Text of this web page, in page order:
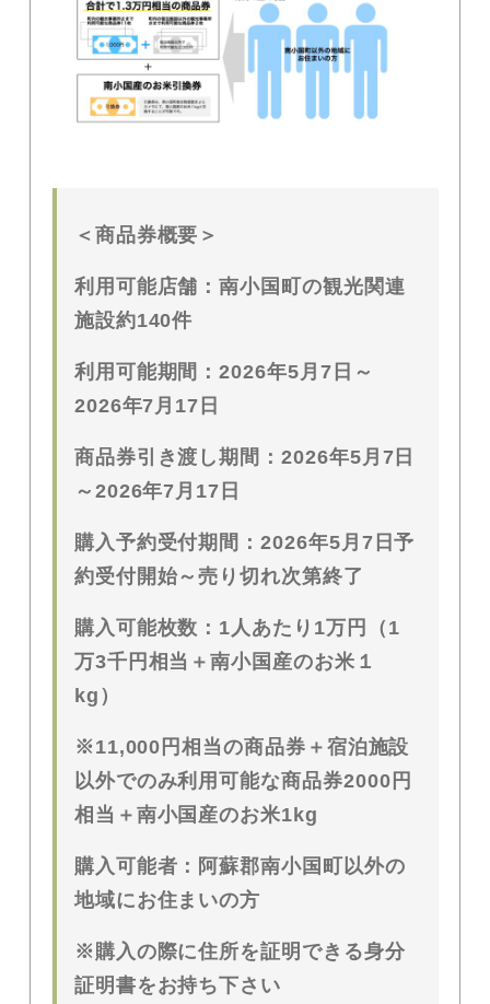
＜商品券概要＞
利用可能店舗：南小国町の観光関連
施設約140件
利用可能期間：2026年5月7日～
2026年7月 17日
商品券引き渡し期間：2026年5月7日
～2026年7月 17日
購入予約受付期間：2026年5月7日予
約受付開始～売り切れ次第終了
購入可能枚数： 1人あたり 1万円（1
万3千円相当＋南小国産のお米１
kg）
※11,000円相当の商品券＋宿泊施設
以外でのみ利用可能な商品券2000円
相当＋南小国産のお米1kg
購入可能者：阿蘇郡南小国町以外の
地域にお住まいの方
※購入の際に住所を証明できる身分
証明書をお持ち下さい